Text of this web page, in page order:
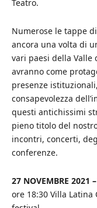
Teatro.
Numerose le tappe
ancora una volta di
vari paesi della Valle
avranno come
presenze
consapevolezza
questi antichissimi
pieno titolo del
incontri, concerti,
conferenze.
27 NOVEMBRE 2021
ore 18:30 Villa Latina